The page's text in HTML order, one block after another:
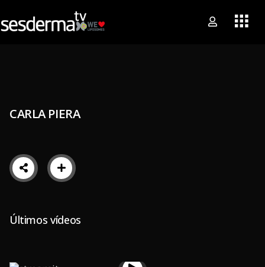
CARLA PIERA
Últimos vídeos